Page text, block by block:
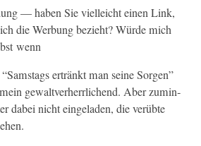
— haben Sie vielle­icht einen Link,
die Wer­bung bezieht? Würde mich
wenn
ertränkt man seine Sor­gen”
gewaltver­her­rlichend. Aber zumin­
dabei nicht ein­ge­laden, die verübte